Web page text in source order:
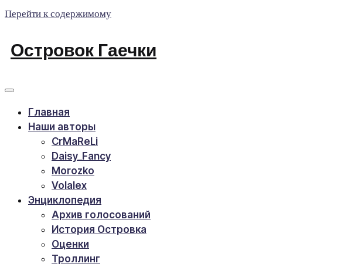
Перейти к содержимому
Островок Гаечки
Главная
Наши авторы
CrMaReLi
Daisy_Fancy
Morozko
Volalex
Энциклопедия
Архив голосований
История Островка
Оценки
Троллинг